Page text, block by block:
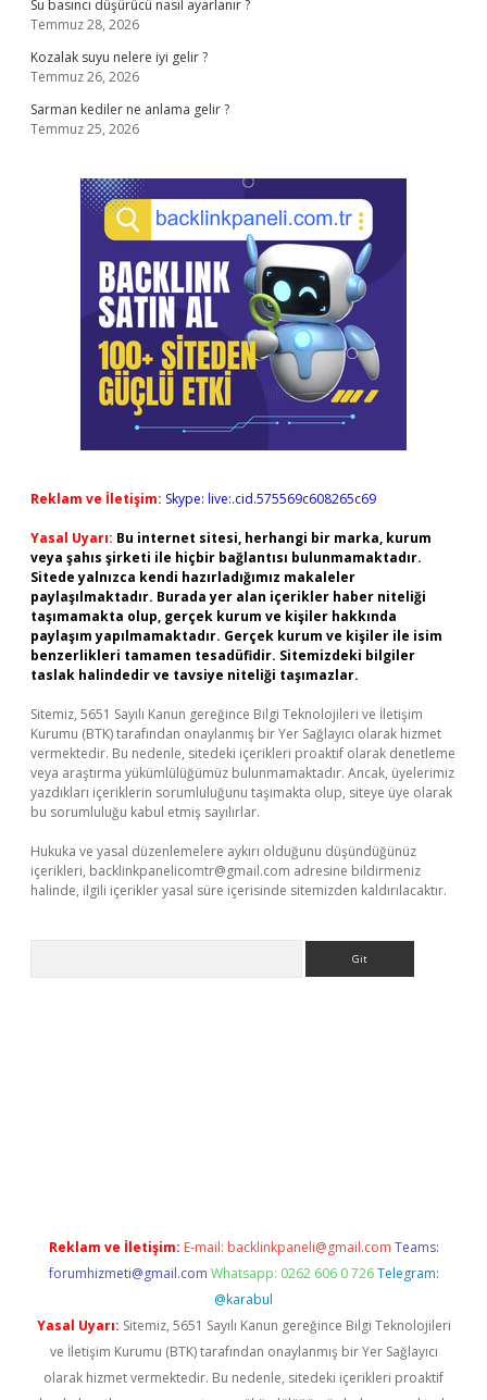
Su basıncı düşürücü nasıl ayarlanır ?
Temmuz 28, 2026
Kozalak suyu nelere iyi gelir ?
Temmuz 26, 2026
Sarman kediler ne anlama gelir ?
Temmuz 25, 2026
Reklam ve İletişim: Skype: live:.cid.575569c608265c69
Yasal Uyarı: Bu internet sitesi, herhangi bir marka, kurum
veya şahıs şirketi ile hiçbir bağlantısı bulunmamaktadır.
Sitede yalnızca kendi hazırladığımız makaleler
paylaşılmaktadır. Burada yer alan içerikler haber niteliği
taşımamakta olup, gerçek kurum ve kişiler hakkında
paylaşım yapılmamaktadır. Gerçek kurum ve kişiler ile isim
benzerlikleri tamamen tesadüfidir. Sitemizdeki bilgiler
taslak halindedir ve tavsiye niteliği taşımazlar.
Sitemiz, 5651 Sayılı Kanun gereğince Bilgi Teknolojileri ve İletişim
Kurumu (BTK) tarafından onaylanmış bir Yer Sağlayıcı olarak hizmet
vermektedir. Bu nedenle, sitedeki içerikleri proaktif olarak denetleme
veya araştırma yükümlülüğümüz bulunmamaktadır. Ancak, üyelerimiz
yazdıkları içeriklerin sorumluluğunu taşımakta olup, siteye üye olarak
bu sorumluluğu kabul etmiş sayılırlar.
Hukuka ve yasal düzenlemelere aykırı olduğunu düşündüğünüz
içerikleri, backlinkpanelicomtr@gmail.com adresine bildirmeniz
halinde, ilgili içerikler yasal süre içerisinde sitemizden kaldırılacaktır.
Reklam ve İletişim: E-mail: backlinkpaneli@gmail.com Teams:
forumhizmeti@gmail.com Whatsapp: 0262 606 0 726 Telegram:
@karabul
Yasal Uyarı: Sitemiz, 5651 Sayılı Kanun gereğince Bilgi Teknolojileri
ve İletişim Kurumu (BTK) tarafından onaylanmış bir Yer Sağlayıcı
olarak hizmet vermektedir. Bu nedenle, sitedeki içerikleri proaktif